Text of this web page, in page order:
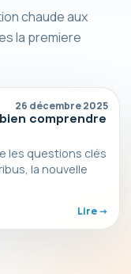
chaude aux
la premiere
26 décembre 2025
comprendre
les questions clés
la nouvelle
Lire ->